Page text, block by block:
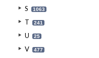
S 1063
T 241
U 25
V 477